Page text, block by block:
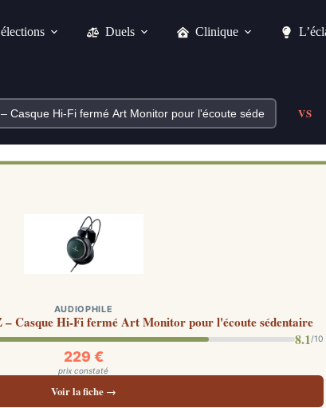
Duels Clinique
VS
AUDIOPHILE
– Casque Hi-Fi fermé Art Monitor pour l'écoute sédentaire
8.1/10
229 €
prix constaté
Voir la fiche →